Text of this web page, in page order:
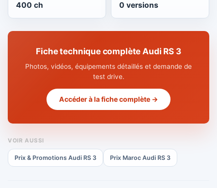
400 ch 0 versions
Fiche technique complète Audi RS 3
Photos, vidéos, équipements détaillés et demande de
test drive.
Accéder à la fiche complète →
VOIR AUSSI
Prix & Promotions Audi RS 3 Prix Maroc Audi RS 3